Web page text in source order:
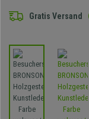
Gratis Versand